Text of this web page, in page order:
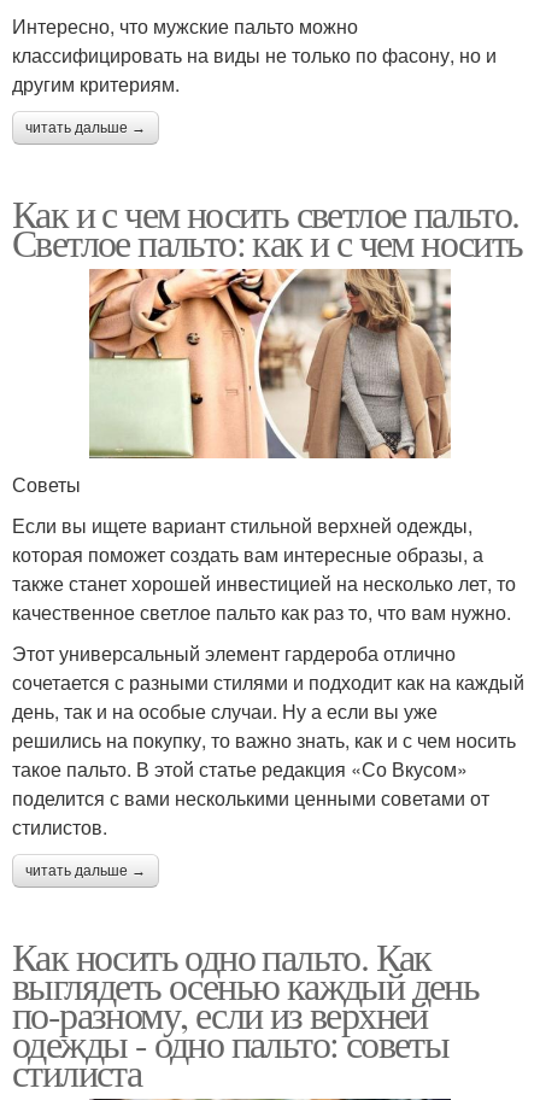
Интересно, что мужские пальто можно
классифицировать на виды не только по фасону, но и
другим критериям.
читать дальше →
Как и с чем носить светлое пальто.
Светлое пальто: как и с чем носить
Советы
Если вы ищете вариант стильной верхней одежды,
которая поможет создать вам интересные образы, а
также станет хорошей инвестицией на несколько лет, то
качественное светлое пальто как раз то, что вам нужно.
Этот универсальный элемент гардероба отлично
сочетается с разными стилями и подходит как на каждый
день, так и на особые случаи. Ну а если вы уже
решились на покупку, то важно знать, как и с чем носить
такое пальто. В этой статье редакция «Со Вкусом»
поделится с вами несколькими ценными советами от
стилистов.
читать дальше →
Как носить одно пальто. Как
выглядеть осенью каждый день
по-разному, если из верхней
одежды - одно пальто: советы
стилиста